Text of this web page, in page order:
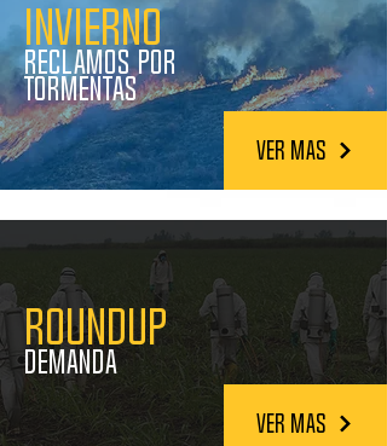
Invierno
Reclamos por
Tormentas
Ver Mas
Roundup
Demanda
Ver Mas